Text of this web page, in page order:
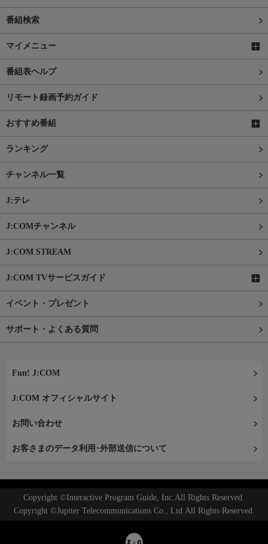
番組検索
マイメニュー
番組表ヘルプ
リモート録画予約ガイド
おすすめ番組
ランキング
チャンネル一覧
J:テレ
J:COMチャンネル
J:COM STREAM
J:COM TVサービスガイド
イベント・プレゼント
サポート・よくある質問
Fun! J:COM
J:COM オフィシャルサイト
お問い合わせ
お客さまのデータ利用･外部送信について
Copyright ©Interactive Program Guide, Inc.All Rights Reserved.
Copyright ©Jupiter Telecommunications Co., Ltd.All Rights Reserved.